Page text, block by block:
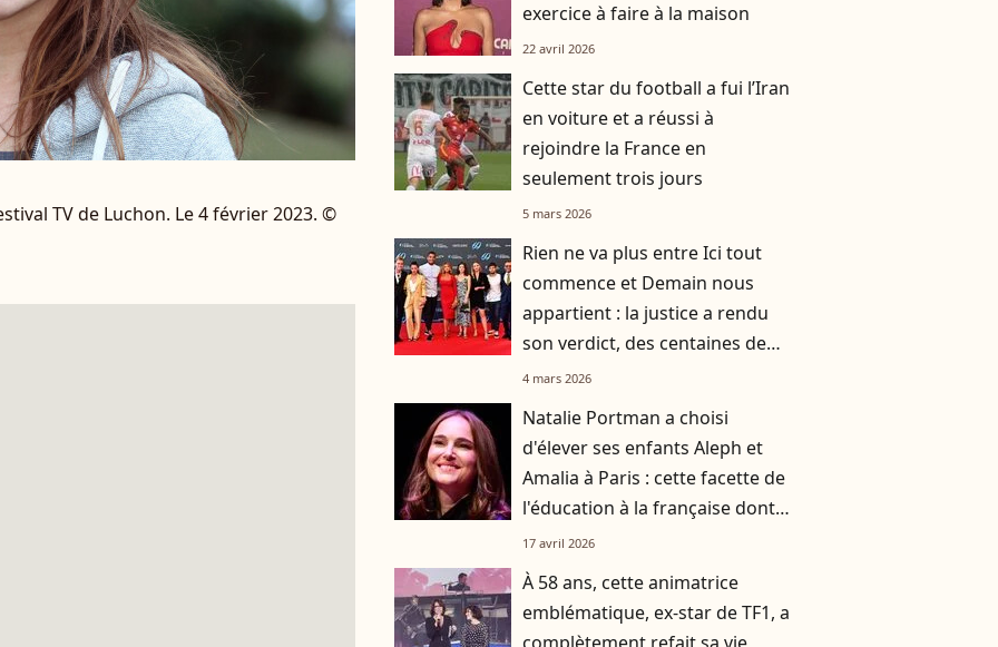
TV de Luchon. Le 4 février 2023. ©
exercice à faire à la maison
22 avril 2026
Cette star du football a fui l’Iran
en voiture et a réussi à
rejoindre la France en
seulement trois jours
5 mars 2026
Rien ne va plus entre Ici tout
commence et Demain nous
appartient : la justice a rendu
son verdict, des centaines de
milliers d'euros en jeu
4 mars 2026
Natalie Portman a choisi
d'élever ses enfants Aleph et
Amalia à Paris : cette facette de
l'éducation à la française dont
elle est fan
17 avril 2026
À 58 ans, cette animatrice
emblématique, ex-star de TF1, a